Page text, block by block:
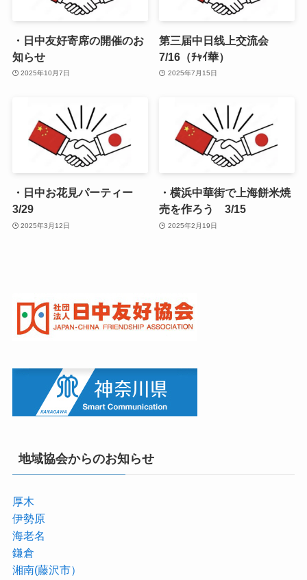
・日中友好寄席の開催のお
知らせ
2025年10月7日
第三届中日线上交流会
7/16（ﾁｬｲ華）
2025年7月15日
・日中お花見パーティー
3/29
2025年3月12日
・横浜中華街で上海餅米焼
売を作ろう 3/15
2025年2月19日
地域協会からのお知らせ
厚木
伊勢原
海老名
鎌倉
湘南(藤沢市）